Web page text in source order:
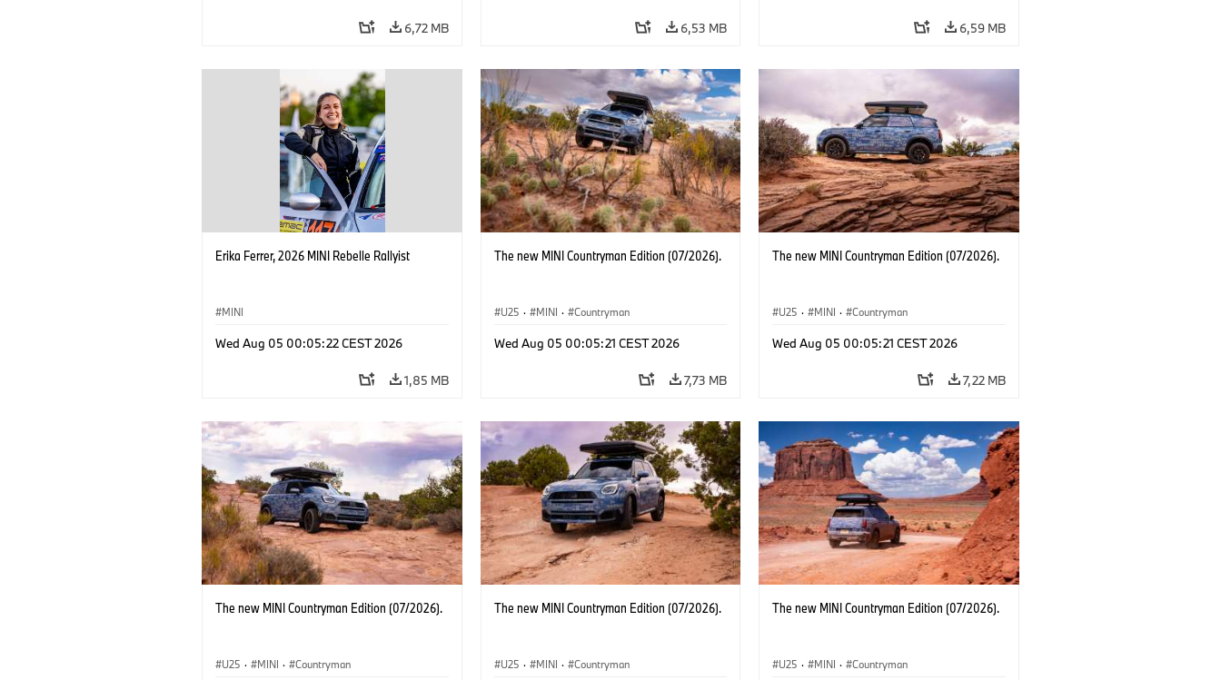
6,72 MB 6,53 MB 6,59 MB
Erika Ferrer, 2026 MINI Rebelle Rallyist
MINI
Wed Aug 05 00:05:22 CEST 2026
1,85 MB
The new MINI Countryman Edition (07/2026).
U25 · MINI · Countryman
Wed Aug 05 00:05:21 CEST 2026
7,73 MB
The new MINI Countryman Edition (07/2026).
U25 · MINI · Countryman
Wed Aug 05 00:05:21 CEST 2026
7,22 MB
The new MINI Countryman Edition (07/2026).
U25 · MINI · Countryman
The new MINI Countryman Edition (07/2026).
U25 · MINI · Countryman
The new MINI Countryman Edition (07/2026).
U25 · MINI · Countryman